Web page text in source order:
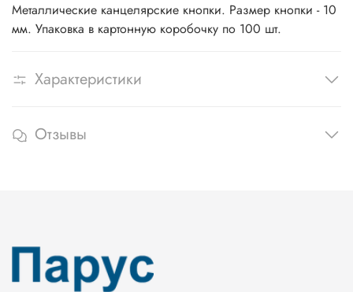
Металлические канцелярские кнопки. Размер кнопки - 10
мм. Упаковка в картонную коробочку по 100 шт.
Характеристики
Отзывы